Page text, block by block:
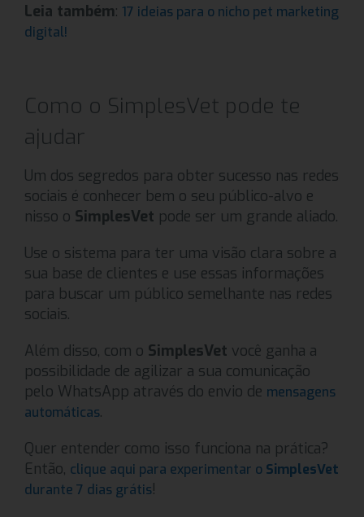
Leia também: 17 ideias para o nicho pet marketing
digital!
Como o SimplesVet pode te
ajudar
Um dos segredos para obter sucesso nas redes
sociais é conhecer bem o seu público-alvo e
nisso o SimplesVet pode ser um grande aliado.
Use o sistema para ter uma visão clara sobre a
sua base de clientes e use essas informações
para buscar um público semelhante nas redes
sociais.
Além disso, com o SimplesVet você ganha a
possibilidade de agilizar a sua comunicação
pelo WhatsApp através do envio de mensagens
automáticas.
Quer entender como isso funciona na prática?
Então, clique aqui para experimentar o SimplesVet
durante 7 dias grátis!